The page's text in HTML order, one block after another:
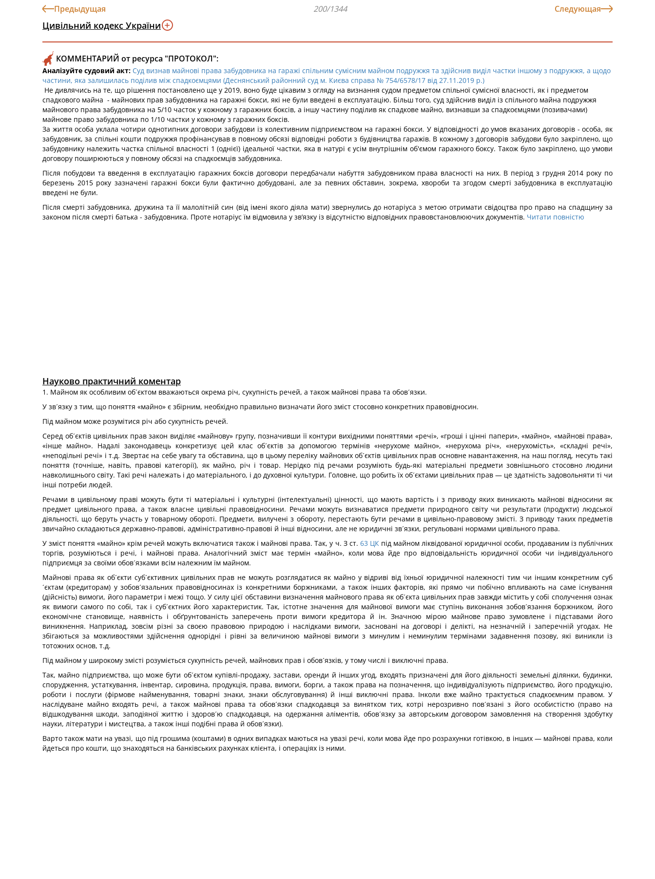
Предыдущая 200/1344 Следующая
Цивільний кодекс України
КОММЕНТАРИЙ от ресурса "ПРОТОКОЛ":
Аналізуйте судовий акт: Суд визнав майнові права забудовника на гаражі спільним сумісним майном подружжя та здійснив виділ частки іншому з подружжя, а щодо
частини, яка залишилась поділив між спадкоємцями (Деснянський районний суд м. Києва справа № 754/6578/17 від 27.11.2019 р.)
Не дивлячись на те, що рішення постановлено ще у 2019, воно буде цікавим з огляду на визнання судом предметом спільної сумісної власності, як і предметом
спадкового майна - майнових прав забудовника на гаражні бокси, які не були введені в експлуатацію. Більш того, суд здійснив виділ із спільного майна подружжя
майнового права забудовника на 5/10 часток у кожному з гаражних боксів, а іншу частину поділив як спадкове майно, визнавши за спадкоємцями (позивачами)
майнове право забудовника по 1/10 частки у кожному з гаражних боксів.
За життя особа уклала чотири однотипних договори забудови із колективним підприємством на гаражні бокси. У відповідності до умов вказаних договорів - особа, як
забудовник, за спільні кошти подружжя профінансував в повному обсязі відповідні роботи з будівництва гаражів. В кожному з договорів забудови було закріплено, що
забудовнику належить частка спільної власності 1 (однієї) ідеальної частки, яка в натурі є усім внутрішнім об'ємом гаражного боксу. Також було закріплено, що умови
договору поширюються у повному обсязі на спадкоємців забудовника.
Після побудови та введення в експлуатацію гаражних боксів договори передбачали набуття забудовником права власності на них. В період з грудня 2014 року по
березень 2015 року зазначені гаражні бокси були фактично добудовані, але за певних обставин, зокрема, хвороби та згодом смерті забудовника в експлуатацію
введені не були.
Після смерті забудовника, дружина та її малолітній син (від імені якого діяла мати) звернулись до нотаріуса з метою отримати свідоцтва про право на спадщину за
законом після смерті батька - забудовника. Проте нотаріус їм відмовила у зв’язку із відсутністю відповідних правовстановлюючих документів. Читати повністю
Науково практичний коментар
1. Майном як особливим об´єктом вважаються окрема річ, сукупність речей, а також майнові права та обов´язки.
У зв´язку з тим, що поняття «майно» є збірним, необхідно правильно визначати його зміст стосовно конкретних правовідносин.
Під майном може розумітися річ або сукупність речей.
Серед об´єктів цивільних прав закон виділяє «майнову» групу, позначивши її контури вихідними поняттями «речі», «гроші і цінні папери», «майно», «майнові права»,
«інше майно». Надалі законодавець конкретизує цей клас об´єктів за допомогою термінів «нерухоме майно», «нерухома річ», «нерухомість», «складні речі»,
«неподільні речі» і т.д. Звертає на себе увагу та обставина, що в цьому переліку майнових об´єктів цивільних прав основне навантаження, на наш погляд, несуть такі
поняття (точніше, навіть, правові категорії), як майно, річ і товар. Нерідко під речами розуміють будь-які матеріальні предмети зовнішнього стосовно людини
навколишнього світу. Такі речі належать і до матеріального, і до духовної культури. Головне, що робить їх об´єктами цивільних прав — це здатність задовольняти ті чи
інші потреби людей.
Речами в цивільному праві можуть бути ті матеріальні і культурні (інтелектуальні) цінності, що мають вартість і з приводу яких виникають майнові відносини як
предмет цивільного права, а також власне цивільні правовідносини. Речами можуть визнаватися предмети природного світу чи результати (продукти) людської
діяльності, що беруть участь у товарному обороті. Предмети, вилучені з обороту, перестають бути речами в цивільно-правовому змісті. З приводу таких предметів
звичайно складаються державно-правові, адміністративно-правові й інші відносини, але не юридичні зв´язки, регульовані нормами цивільного права.
У зміст поняття «майно» крім речей можуть включатися також і майнові права. Так, у ч. З ст. 63 ЦКпід майном ліквідованої юридичної особи, продаваним із публічних
торгів, розуміються і речі, і майнові права. Аналогічний зміст має термін «майно», коли мова йде про відповідальність юридичної особи чи індивідуального
підприємця за своїми обов´язками всім належним їм майном.
Майнові права як об´єкти суб´єктивних цивільних прав не можуть розглядатися як майно у відриві від їхньої юридичної належності тим чи іншим конкретним суб
´єктам (кредиторам) у зобов´язальних правовідносинах із конкретними боржниками, а також інших факторів, які прямо чи побічно впливають на саме існування
(дійсність) вимоги, його параметри і межі тощо. У силу цієї обставини визначення майнового права як об´єкта цивільних прав завжди містить у собі сполучення ознак
як вимоги самого по собі, так і суб´єктних його характеристик. Так, істотне значення для майнової вимоги має ступінь виконання зобов´язання боржником, його
економічне становище, наявність і обґрунтованість заперечень проти вимоги кредитора й ін. Значною мірою майнове право зумовлене і підставами його
виникнення. Наприклад, зовсім різні за своєю правовою природою і наслідками вимоги, засновані на договорі і делікті, на незначній і заперечній угодах. Не
збігаються за можливостями здійснення однорідні і рівні за величиною майнові вимоги з минулим і неминулим термінами задавнення позову, які виникли із
тотожних основ, т.д.
Під майном у широкому змісті розуміється сукупність речей, майнових прав і обов´язків, у тому числі і виключні права.
Так, майно підприємства, що може бути об´єктом купівлі-продажу, застави, оренди й інших угод, входять призначені для його діяльності земельні ділянки, будинки,
спорудження, устаткування, інвентар, сировина, продукція, права, вимоги, борги, а також права на позначення, що індивідуалізують підприємство, його продукцію,
роботи і послуги (фірмове найменування, товарні знаки, знаки обслуговування) й інші виключні права. Інколи вже майно трактується спадкоємним правом. У
наслідуване майно входять речі, а також майнові права та обов´язки спадкодавця за винятком тих, котрі нерозривно пов´язані з його особистістю (право на
відшкодування шкоди, заподіяної життю і здоров´ю спадкодавця, на одержання аліментів, обов´язку за авторським договором замовлення на створення здобутку
науки, літератури і мистецтва, а також інші подібні права й обов´язки).
Варто також мати на увазі, що під грошима (коштами) в одних випадках маються на увазі речі, коли мова йде про розрахунки готівкою, в інших — майнові права, коли
йдеться про кошти, що знаходяться на банківських рахунках клієнта, і операціях із ними.